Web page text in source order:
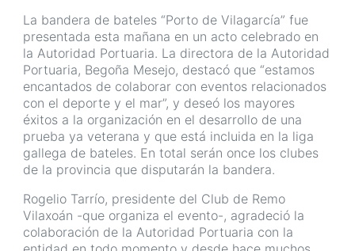
La bandera de bateles “Porto de Vilagarcía” fue
presentada esta mañana en un acto celebrado en
la Autoridad Portuaria. La directora de la Autoridad
Portuaria, Begoña Mesejo, destacó que “estamos
encantados de colaborar con eventos relacionados
con el deporte y el mar”, y deseó los mayores
éxitos a la organización en el desarrollo de una
prueba ya veterana y que está incluida en la liga
gallega de bateles. En total serán once los clubes
de la provincia que disputarán la bandera.
Rogelio Tarrío, presidente del Club de Remo
Vilaxoán -que organiza el evento-, agradeció la
colaboración de la Autoridad Portuaria con la